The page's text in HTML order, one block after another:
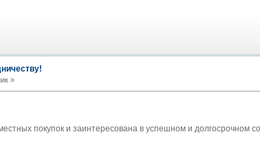
»
покупок и заинтересована в успешном и долгосрочном